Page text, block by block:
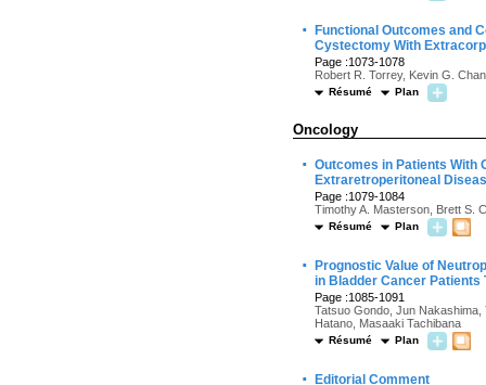
·
Functional Outcomes and
Cystectomy With
Page :1073-1078
Robert R. Torrey, Kevin G.
Résumé Plan
Oncology
· Outcomes in Patients With
Extraretroperitoneal
Page :1079-1084
Timothy A. Masterson, Brett S.
Résumé Plan
·
Prognostic Value of
in Bladder Cancer Patients
Page :1085-1091
Tatsuo Gondo, Jun Nakashima,
Hatano, Masaaki Tachibana
Résumé Plan
· Editorial Comment